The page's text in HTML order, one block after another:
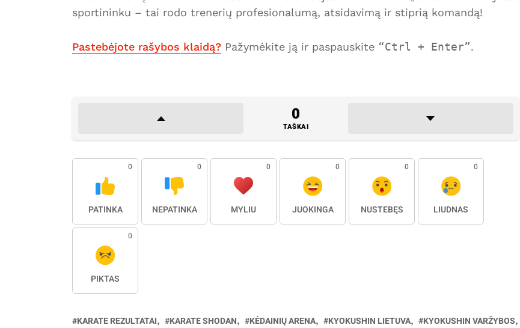
sportininku – tai rodo trenerių profesionalumą, atsidavimą ir stiprią komandą!
Pastebėjote rašybos klaidą? Pažymėkite ją ir paspauskite Ctrl + Enter .
0
TAŠKAI
0
PATINKA
0
NEPATINKA
0
MYLIU
0
JUOKINGA
0
NUSTEBĘS
0
LIŪDNAS
0
PIKTAS
KARATE REZULTATAI KARATE SHODAN KĖDAINIŲ ARENA KYOKUSHIN LIETUVA
KYOKUSHIN VARŽYBOS